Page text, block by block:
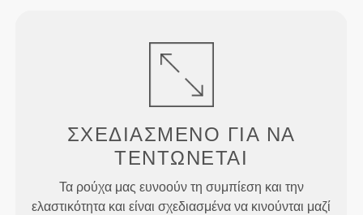
ΣΧΕΔΙΑΣΜΈΝΟ ΓΙΑ ΝΑ
ΤΕΝΤΏΝΕΤΑΙ
Τα ρούχα μας ευνοούν τη συμπίεση και την
ελαστικότητα και είναι σχεδιασμένα να κινούνται μαζί